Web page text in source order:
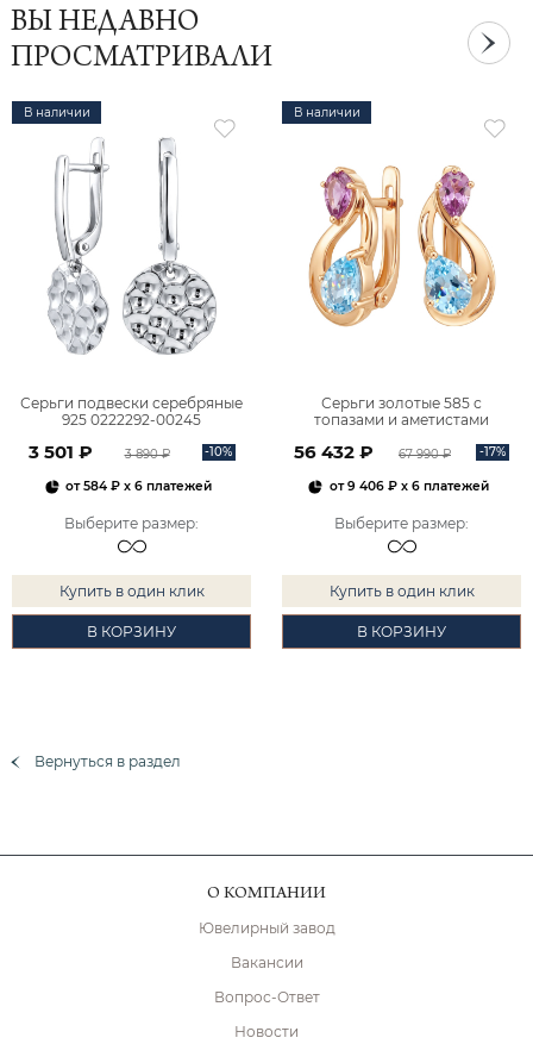
ВЫ НЕДАВНО
ПРОСМАТРИВАЛИ
В наличии
Серьги подвески серебряные
925 0222292-00245
3 501 ₽ 3 890 ₽ -10%
от584 ₽ x 6 платежей
Выберите размер:
Купить в один клик
В КОРЗИНУ
В наличии
Серьги золотые 585 с
топазами и аметистами
56 432 ₽ 67 990 ₽ -17%
от9 406 ₽x 6 платежей
Выберите размер:
Купить в один клик
В КОРЗИНУ
Вернуться в раздел
О КОМПАНИИ
Ювелирный завод
Вакансии
Вопрос-Ответ
Новости